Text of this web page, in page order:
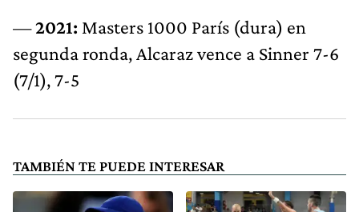
—2021: Masters 1000 París (dura) en
segunda ronda, Alcaraz vence a Sinner 7-6
(7/1), 7-5
TAMBIÉN TE PUEDE INTERESAR